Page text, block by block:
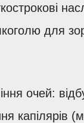
для
очей:
капілярів